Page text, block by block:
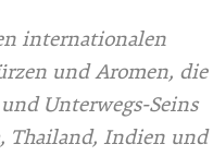
internationalen
und Aromen, die
Unterwegs-Seins
Thailand, Indien und